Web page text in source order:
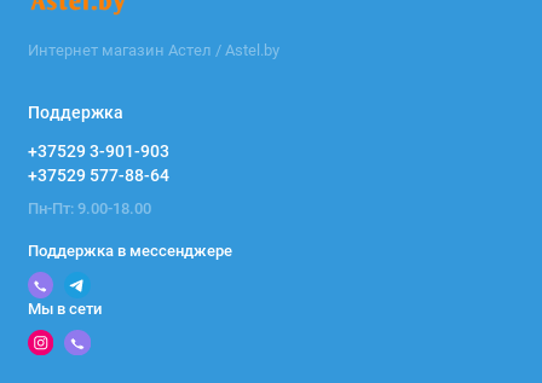
Интернет магазин Астел / Astel.by
Поддержка
+37529 3-901-903
+37529 577-88-64
Пн-Пт: 9.00-18.00
Поддержка в мессенджере
Мы в сети